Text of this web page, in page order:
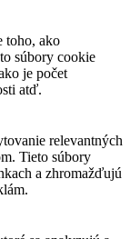
toho, ako
súbory cookie
je počet
atď.
relevantných
Tieto súbory
a zhromažďujú